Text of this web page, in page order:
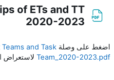
of ETs and TT
2020-2023
اضغط على وصلة and Task
Team_2020-2023.pdf لاستعراض